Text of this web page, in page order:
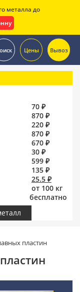
Цены Вывоз
70 ₽
870 ₽
220 ₽
870 ₽
670 ₽
30 ₽
599 ₽
135 ₽
25.5 ₽
от 100 кг
бесплатно
пластин
металла до